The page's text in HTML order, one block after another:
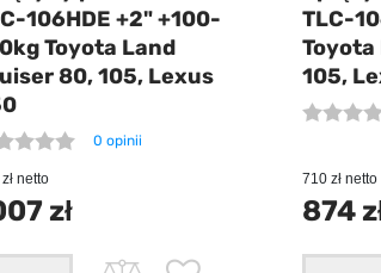
106HDE +2" +100-
Toyota Land
80, 105, Lexus
0 opinii
netto
zł
TLC-
Toyota
105,
710 zł netto
874